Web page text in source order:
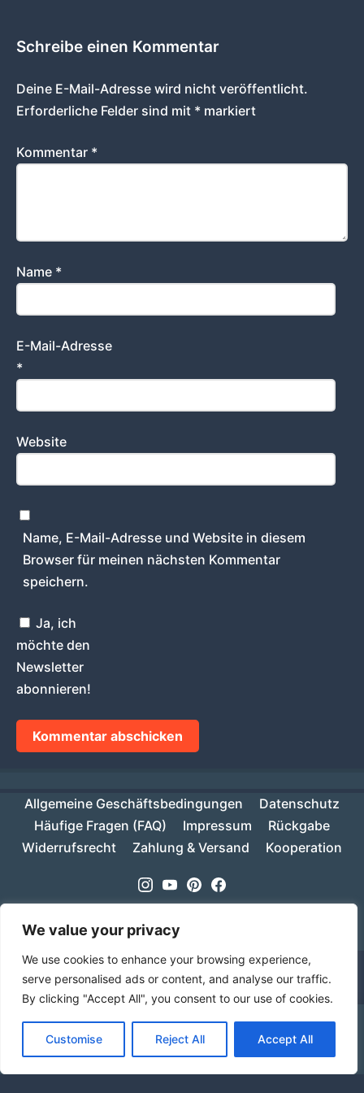
We value your privacy
We use cookies to enhance your browsing experience,
serve personalised ads or content, and analyse our traffic.
By clicking "Accept All", you consent to our use of cookies.
Customise Reject All Accept All
Ab einem Warenwert von 70€ ist deine Bestellung
innerhalb Deutschlands versandkostenfrei!Verwerfen
Schreibe einen Kommentar
Deine E-Mail-Adresse wird nicht veröffentlicht.
Erforderliche Felder sind mit * markiert
Kommentar *
Name *
E-Mail-Adresse
*
Website
Name, E-Mail-Adresse und Website in diesem
Browser für meinen nächsten Kommentar
speichern.
Ja, ich
möchte den
Newsletter
abonnieren!
Allgemeine Geschäftsbedingungen
Datenschutz
Häufige Fragen (FAQ)
Impressum
Rückgabe
Widerrufsrecht
Zahlung & Versand Kooperation
Instagram
YoutubePinterestFacebook
Sprache